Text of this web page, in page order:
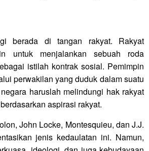
berada di tangan rakyat. Rakyat
untuk menjalankan sebuah roda
istilah kontrak sosial. Pemimpin
perwakilan yang duduk dalam suatu
haruslah melindungi hak rakyat
aspirasi rakyat.
John Locke, Montesquieu, dan J.J.
jenis kedaulatan ini. Namun,